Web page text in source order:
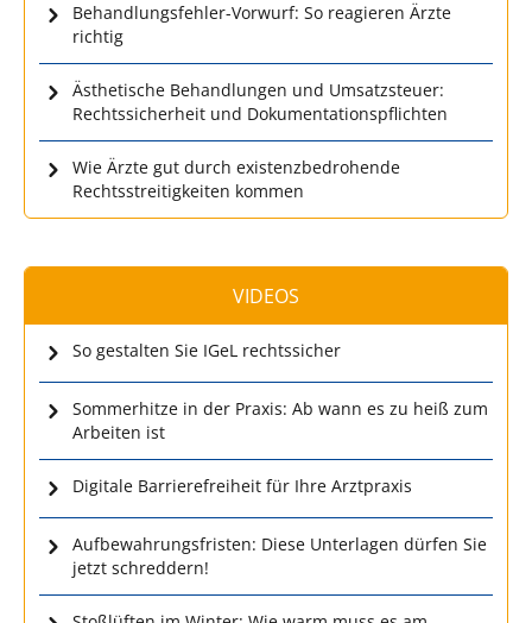
Behandlungsfehler-Vorwurf: So reagieren Ärzte
richtig
Ästhetische Behandlungen und Umsatzsteuer:
Rechtssicherheit und Dokumentationspflichten
Wie Ärzte gut durch existenzbedrohende
Rechtsstreitigkeiten kommen
VIDEOS
So gestalten Sie IGeL rechtssicher
Sommerhitze in der Praxis: Ab wann es zu heiß zum
Arbeiten ist
Digitale Barrierefreiheit für Ihre Arztpraxis
Aufbewahrungsfristen: Diese Unterlagen dürfen Sie
jetzt schreddern!